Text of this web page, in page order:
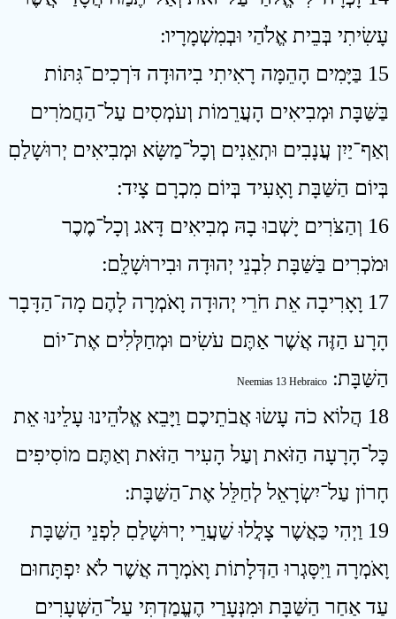
עָשִׂיתִי בְּבֵית אֱלֹהַי וּבְמִשְׁמָרָיו ׃
15 בַּיָּמִים הָהֵמָּה רָאִיתִי בִיהוּדָה דֹּרְכִים־גִּתּוֹת
בַּשַּׁבָּת וּמְבִיאִים הָעֲרֵמוֹת וְעֹמְסִים עַל־הַחֲמֹרִים
וְאַף־יַיִן עֲנָבִים וּתְאֵנִים וְכָל־מַשָּׂא וּמְבִיאִים יְרוּשָׁלַםִ
בְּיוֹם הַשַּׁבָּת וָאָעִיד בְּיוֹם מִכְרָם צָיִד ׃
16 וְהַצֹּרִים יָשְׁבוּ בָהּ מְבִיאִים דָּאג וְכָל־מֶכֶר
וּמֹכְרִים בַּשַּׁבָּת לִבְנֵי יְהוּדָה וּבִירוּשָׁלִָם ׃
17 וָאָרִיבָה אֵת חֹרֵי יְהוּדָה וָאֹמְרָה לָהֶם מָה־הַדָּבָר
הָרָע הַזֶּה אֲשֶׁר אַתֶּם עֹשִׂים וּמְחַלְּלִים אֶת־יוֹם
הַשַּׁבָּת ׃ Neemias 13 Hebraico
18 הֲלוֹא כֹה עָשׂוּ אֲבֹתֵיכֶם וַיָּבֵא אֱלֹהֵינוּ עָלֵינוּ אֵת
כָּל־הָרָעָה הַזֹּאת וְעַל הָעִיר הַזֹּאת וְאַתֶּם מוֹסִיפִים
חָרוֹן עַל־יִשְׂרָאֵל לְחַלֵּל אֶת־הַשַּׁבָּת ׃
19 וַיְהִי כַּאֲשֶׁר צָלֲלוּ שַׁעֲרֵי יְרוּשָׁלַםִ לִפְנֵי הַשַּׁבָּת
וָאֹמְרָה וַיִּסָּגְרוּ הַדְּלָתוֹת וָאֹמְרָה אֲשֶׁר לֹא יִפְתָּחוּם
עַד אַחַר הַשַּׁבָּת וּמִנְּעָרַי הֶעֱמַדְתִּי עַל־הַשְּׁעָרִים